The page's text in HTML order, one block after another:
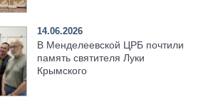
14.06.2026
В Менделеевской ЦРБ почтили
память святителя Луки
Крымского